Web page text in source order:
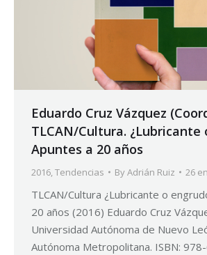
Eduardo Cruz Vázquez
TLCAN/Cultura. ¿Lubricante
Apuntes a 20 años
2016,Tendencias ByAdrián Ruiz 26
TLCAN/Cultura ¿Lubricante o
20 años (2016) Eduardo Cruz
Universidad Autónoma de Nuevo
Autónoma Metropolitana. ISBN: